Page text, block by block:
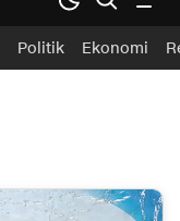
Politik Ekonomi